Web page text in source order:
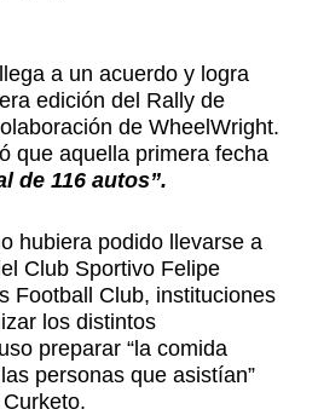
a un acuerdo y logra
edición del Rally de
de WheelWright.
que aquella primera fecha
de 116 autos”.
hubiera podido llevarse a
Club Sportivo Felipe
Football Club, instituciones
los distintos
preparar “la comida
personas que asistían”